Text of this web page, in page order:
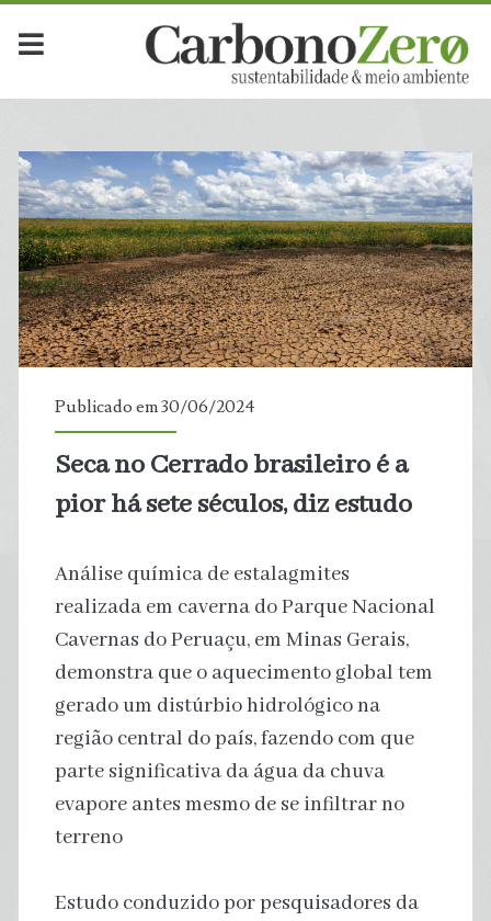
Publicado em 30/06/2024
Seca no Cerrado brasileiro é a
pior há sete séculos, diz estudo
Análise química de estalagmites
realizada em caverna do Parque Nacional
Cavernas do Peruaçu, em Minas Gerais,
demonstra que o aquecimento global tem
gerado um distúrbio hidrológico na
região central do país, fazendo com que
parte significativa da água da chuva
evapore antes mesmo de se infiltrar no
terreno
Estudo conduzido por pesquisadores da